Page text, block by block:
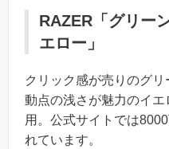
RAZER「グリー
エロー」
クリック感が売りのグ
動点の浅さが魅力のイ
用。公式サイトでは
れています。